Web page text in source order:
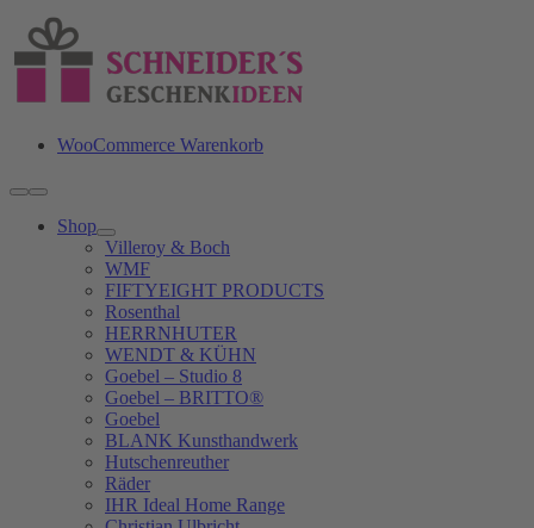
Inhalt
springen
WooCommerce Warenkorb
Toggle
Navigation
Shop
Villeroy & Boch
WMF
FIFTYEIGHT PRODUCTS
Rosenthal
HERRNHUTER
WENDT & KÜHN
Goebel – Studio 8
Goebel – BRITTO®
Goebel
BLANK Kunsthandwerk
Hutschenreuther
Räder
IHR Ideal Home Range